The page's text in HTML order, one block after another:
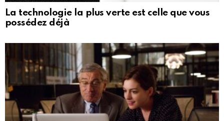
La technologie la plus verte est celle que vous
possédez déjà